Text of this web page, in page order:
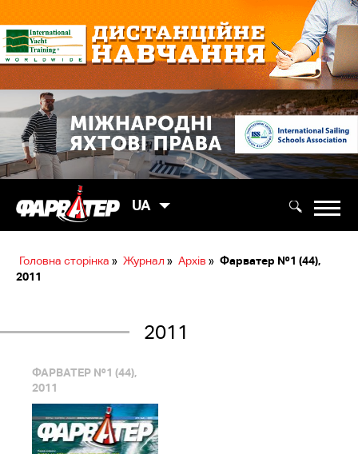
UA
Головна сторінка » Журнал » Архів » Фарватер №1 (44),
2011
2011
ФАРВАТЕР №1 (44),
2011